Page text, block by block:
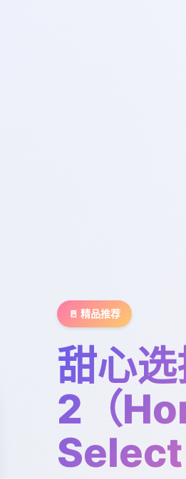
🚪 精品推荐
甜心
2（
Select